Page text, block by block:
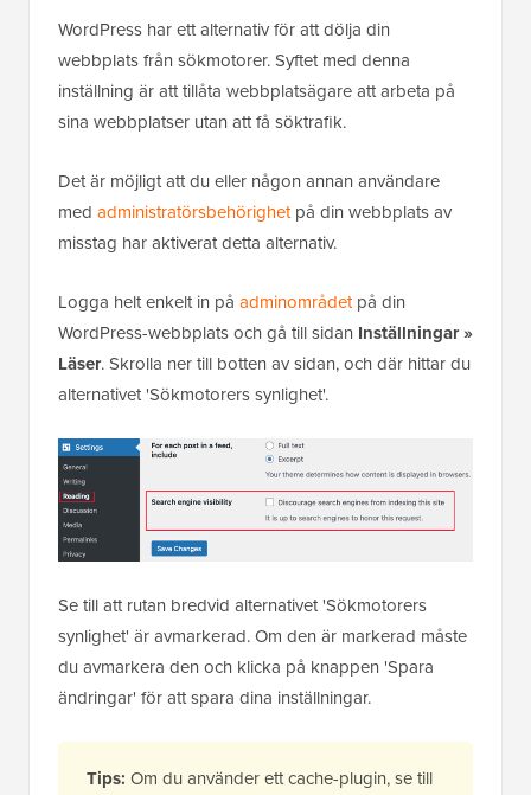
WordPress har ett alternativ för att dölja din
webbplats från sökmotorer. Syftet med denna
inställning är att tillåta webbplatsägare att arbeta på
sina webbplatser utan att få söktrafik.
Det är möjligt att du eller någon annan användare
med administratörsbehörighetpå din webbplats av
misstag har aktiverat detta alternativ.
Logga helt enkelt in på adminområdetpå din
WordPress-webbplats och gå till sidan Inställningar »
Läser. Skrolla ner till botten av sidan, och där hittar du
alternativet 'Sökmotorers synlighet'.
Se till att rutan bredvid alternativet 'Sökmotorers
synlighet' är avmarkerad. Om den är markerad måste
du avmarkera den och klicka på knappen 'Spara
ändringar' för att spara dina inställningar.
Tips: Om du använder ett cache-plugin, se till